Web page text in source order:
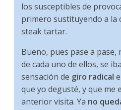
los susceptibles de
primero sustituyendo a la
steak tartar.
Bueno, pues pase a
de cada uno de ellos, se
sensación de giro radical
que yo degusté, y que me
anterior visita. Ya no